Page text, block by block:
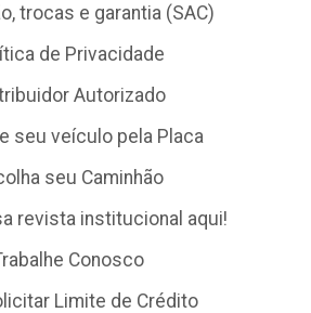
trocas e garantia (SAC)
de Privacidade
Autorizado
seu veículo pela Placa
seu Caminhão
revista institucional aqui!
Conosco
Limite de Crédito